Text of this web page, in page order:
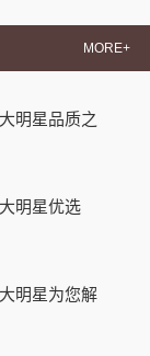
MORE+
明星品质之
明星优选
明星为您解